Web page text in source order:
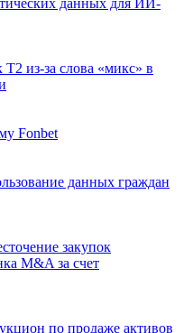
из-за слова «микс» в
Fonbet
данных граждан
закупок
M&A за счет
по продаже активов